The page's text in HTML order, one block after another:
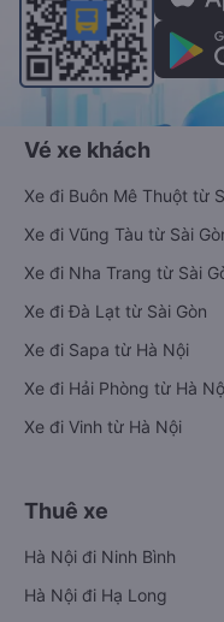
Vé xe khách
Xe đi Buôn Mê Thuột từ
Xe đi Vũng Tàu từ Sài
Xe đi Nha Trang từ Sài
Xe đi Đà Lạt từ Sài Gòn
Xe đi Sapa từ Hà Nội
Xe đi Hải Phòng từ Hà
Xe đi Vinh từ Hà Nội
Thuê xe
Hà Nội đi Ninh Bình
Hà Nội đi Hạ Long